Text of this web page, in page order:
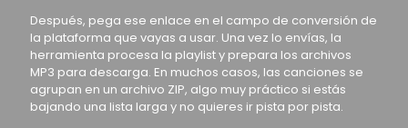
Después, pega ese enlace en el campo de conversión de
la plataforma que vayas a usar. Una vez lo envías, la
herramienta procesa la playlist y prepara los archivos
MP3 para descarga. En muchos casos, las canciones se
agrupan en un archivo ZIP, algo muy práctico si estás
bajando una lista larga y no quieres ir pista por pista.